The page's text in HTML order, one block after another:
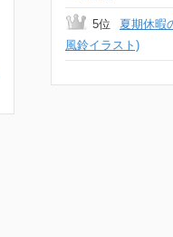
5位
夏期休暇
風鈴イラスト)